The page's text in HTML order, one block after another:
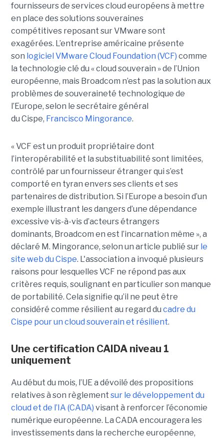
fournisseurs de services cloud européens à mettre
en place des solutions souveraines
compétitives reposant sur VMware sont
exagérées. L’entreprise américaine présente
son logiciel VMware Cloud Foundation (VCF) comme
la technologie clé du « cloud souverain » de l’Union
européenne, mais Broadcom n’est pas la solution aux
problèmes de souveraineté technologique de
l’Europe, selon le secrétaire général
du Cispe, Francisco Mingorance.
« VCF est un produit propriétaire dont
l’interopérabilité et la substituabilité sont limitées,
contrôlé par un fournisseur étranger qui s’est
comporté en tyran envers ses clients et ses
partenaires de distribution. Si l’Europe a besoin d’un
exemple illustrant les dangers d’une dépendance
excessive vis-à-vis d’acteurs étrangers
dominants, Broadcom en est l’incarnation même », a
déclaré M. Mingorance, selon un article publié sur le
site web du Cispe. L'association a invoqué plusieurs
raisons pour lesquelles VCF ne répond pas aux
critères requis, soulignant en particulier son manque
de portabilité. Cela signifie qu’il ne peut être
considéré comme résilient au regard du cadre du
Cispe pour un cloud souverain et résilient.
Une certification CAIDA niveau 1
uniquement
Au début du mois, l’UE a dévoilé des propositions
relatives à son règlement sur le développement du
cloud et de l’IA (CADA) visant à renforcer l’économie
numérique européenne. La CADA encouragera les
investissements dans la recherche européenne,